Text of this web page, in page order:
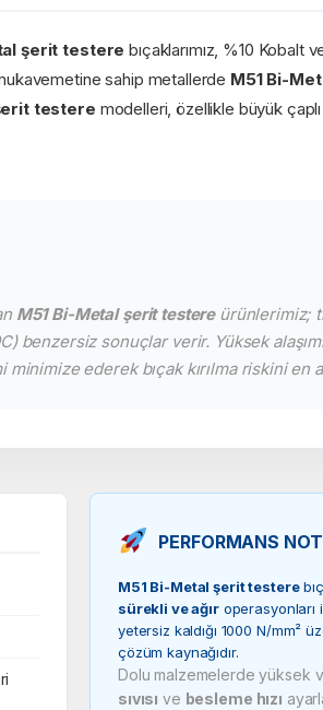
şerit testere bıçaklarımız, %10 Kobalt
sahip metallerde M51 Bi-
testere modelleri, özellikle büyük
M51 Bi-Metal şerit testereürünlerimiz;
benzersiz sonuçlar verir. Yüksek
minimize ederek bıçak kırılma riskini en
PERFORMANS
M51 Bi-Metal şerit testere
sürekli ve ağıroperasyonları
yetersiz kaldığı 1000 N/mm²
çözüm kaynağıdır.
Dolu malzemelerde yüksek
sıvısı ve besleme hızı